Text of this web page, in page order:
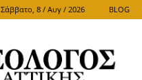
Σάββατο, 8 / Αυγ / 2026 BLOG
ΑΤΤΙΚΗΣ